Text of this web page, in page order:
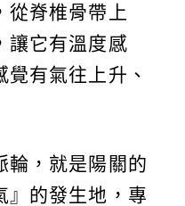
從脊椎骨帶上
讓它有溫度感
覺有氣往上升、
輪，就是陽關的
』的發生地，專